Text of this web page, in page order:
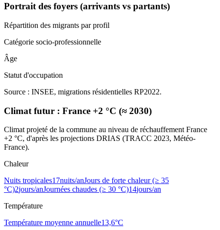
Portrait des foyers (arrivants vs partants)
Répartition des migrants par profil
Catégorie socio-professionnelle
Âge
Statut d'occupation
Source : INSEE, migrations résidentielles RP2022.
Climat futur : France +2 °C (≈ 2030)
Climat projeté de la commune au niveau de réchauffement France
+2 °C, d'après les projections DRIAS (TRACC 2023, Météo-
France).
Chaleur
Nuits tropicales17nuits/anJours de forte chaleur (≥ 35
°C)2jours/anJournées chaudes (≥ 30 °C)14jours/an
Température
Température moyenne annuelle13,6°C